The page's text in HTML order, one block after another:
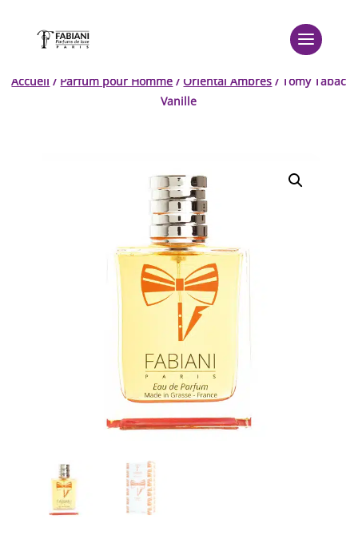
Accueil / Parfum pour Homme /Oriental Ambrés / Tomy Tabac
Vanille